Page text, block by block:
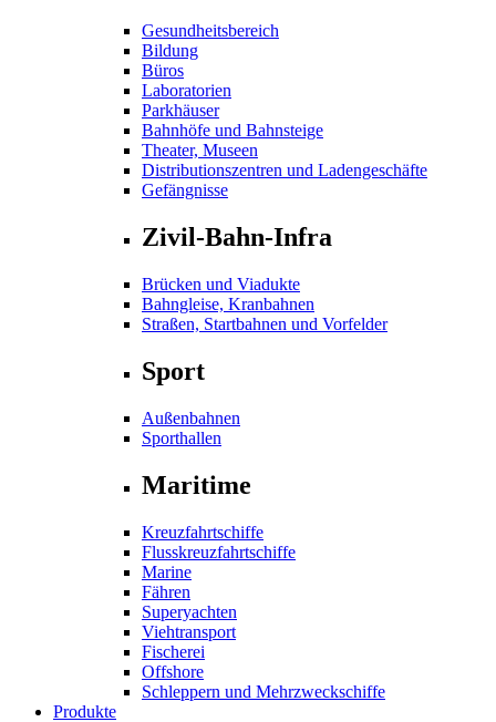
Gesundheitsbereich
Bildung
Büros
Laboratorien
Parkhäuser
Bahnhöfe und Bahnsteige
Theater, Museen
Distributionszentren und Ladengeschäfte
Gefängnisse
Zivil-Bahn-Infra
Brücken und Viadukte
Bahngleise, Kranbahnen
Straßen, Startbahnen und Vorfelder
Sport
Außenbahnen
Sporthallen
Maritime
Kreuzfahrtschiffe
Flusskreuzfahrtschiffe
Marine
Fähren
Superyachten
Viehtransport
Fischerei
Offshore
Schleppern und Mehrzweckschiffe
Produkte